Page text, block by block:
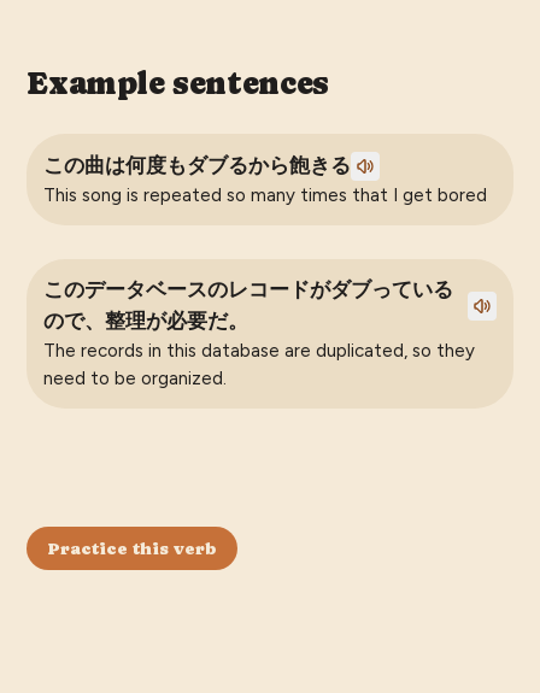
Example sentences
この曲は何度もダブるから飽きる
This song is repeated so many times that I get bored
このデータベースのレコードがダブっている
ので、整理が必要だ。
The records in this database are duplicated, so they
need to be organized.
Practice this verb